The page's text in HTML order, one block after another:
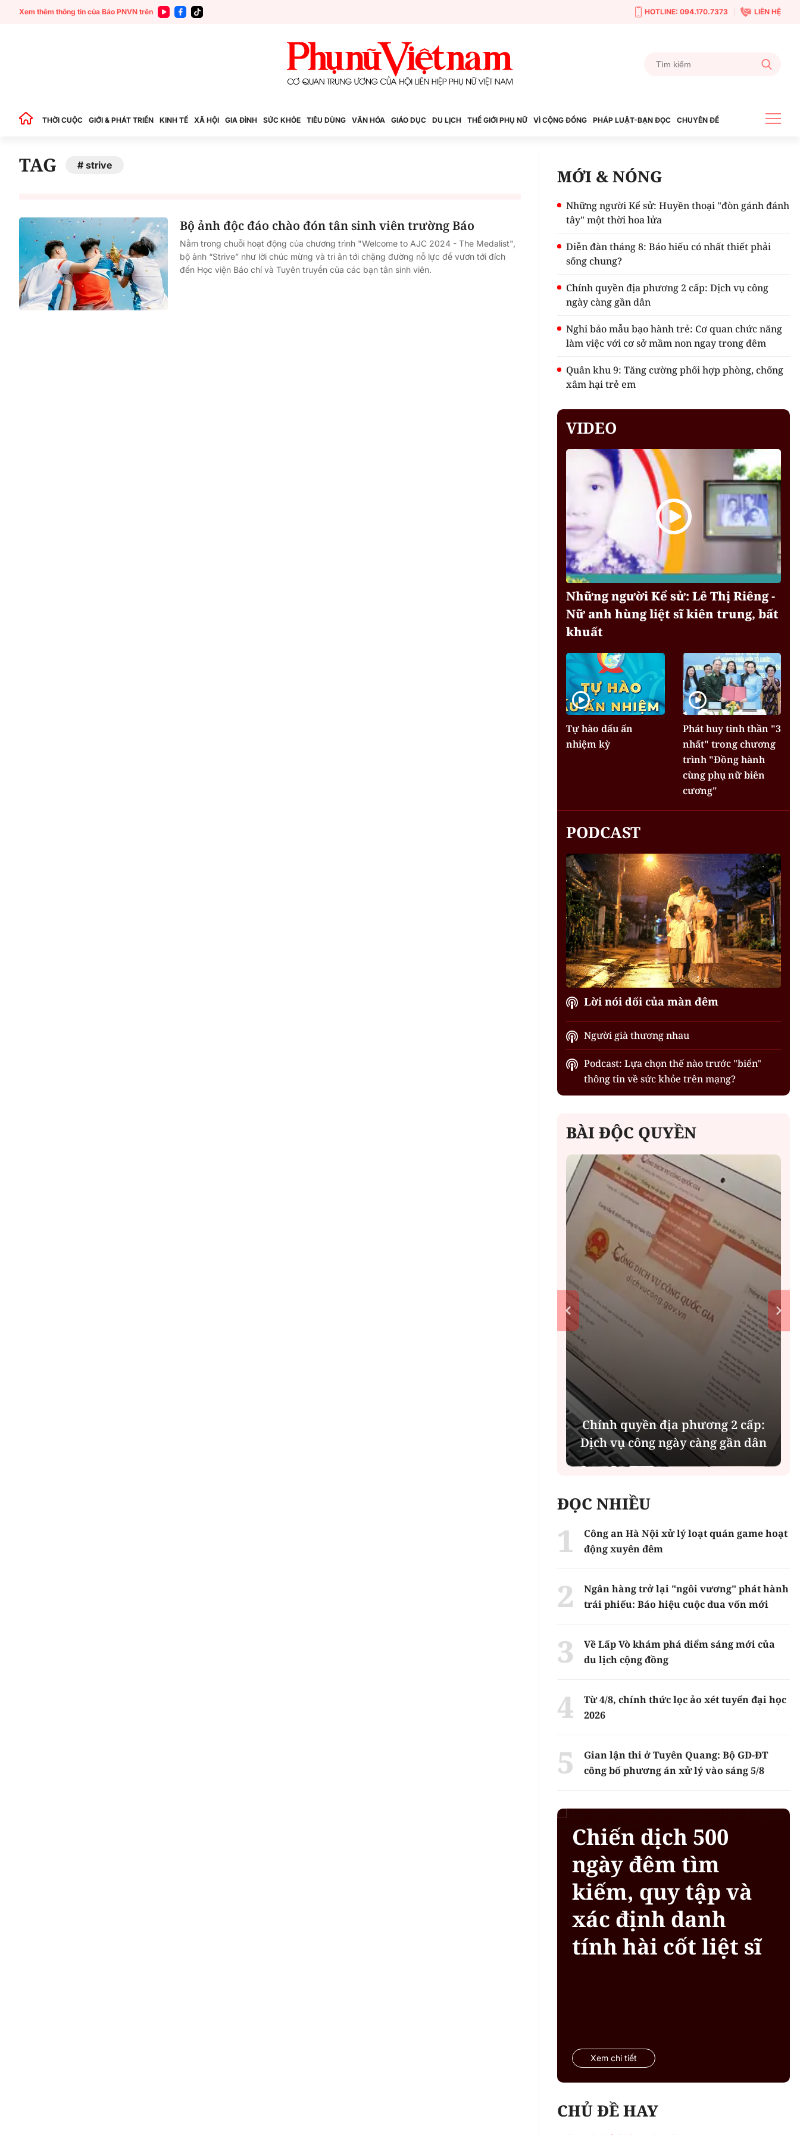
Xem thêm thông tin của Báo PNVN trên HOTLINE: 094.170.7373 LIÊN HỆ
THỜI CUỘC GIỚI & PHÁT TRIỂN KINH TẾ XÃ HỘI GIA ĐÌNH SỨC KHỎE TIÊU DÙNG VĂN HÓA GIÁO DỤC DU LỊCH THẾ GIỚI PHỤ NỮ VÌ CỘNG ĐỒNG PHÁP LUẬT-BẠN ĐỌC CHUYÊN ĐỀ
TAG strive
Bộ ảnh độc đáo chào đón tân sinh viên trường Báo
Nằm trong chuỗi hoạt động của chương trình "Welcome to AJC 2024 - The Medalist",
bộ ảnh “Strive” như lời chúc mừng và tri ân tới chặng đường nỗ lực để vươn tới đích
đến Học viện Báo chí và Tuyên truyền của các bạn tân sinh viên.
MỚI & NÓNG
Những người Kể sử: Huyền thoại "đòn gánh đánh
tây" một thời hoa lửa
Diễn đàn tháng 8: Báo hiếu có nhất thiết phải
sống chung?
Chính quyền địa phương 2 cấp: Dịch vụ công
ngày càng gần dân
Nghi bảo mẫu bạo hành trẻ: Cơ quan chức năng
làm việc với cơ sở mầm non ngay trong đêm
Quân khu 9: Tăng cường phối hợp phòng, chống
xâm hại trẻ em
VIDEO
Những người Kể sử: Lê Thị Riêng -
Nữ anh hùng liệt sĩ kiên trung, bất
khuất
Tự hào dấu ấn
nhiệm kỳ
Phát huy tinh thần "3
nhất" trong chương
trình "Đồng hành
cùng phụ nữ biên
cương"
PODCAST
Lời nói dối của màn đêm
Người già thương nhau
Podcast: Lựa chọn thế nào trước "biển"
thông tin về sức khỏe trên mạng?
BÀI ĐỘC QUYỀN
Chính quyền địa phương 2 cấp:
Dịch vụ công ngày càng gần dân
ĐỌC NHIỀU
Công an Hà Nội xử lý loạt quán game hoạt
động xuyên đêm
Ngân hàng trở lại "ngôi vương" phát hành
trái phiếu: Báo hiệu cuộc đua vốn mới
Về Lấp Vò khám phá điểm sáng mới của
du lịch cộng đồng
Từ 4/8, chính thức lọc ảo xét tuyển đại học
2026
Gian lận thi ở Tuyên Quang: Bộ GD-ĐT
công bố phương án xử lý vào sáng 5/8
Chiến dịch 500
ngày đêm tìm
kiếm, quy tập và
xác định danh
tính hài cốt liệt sĩ
Xem chi tiết
CHỦ ĐỀ HAY